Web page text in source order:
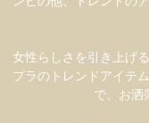
女性らしさを引き上げ
プラのトレンドアイテ
で、お洒